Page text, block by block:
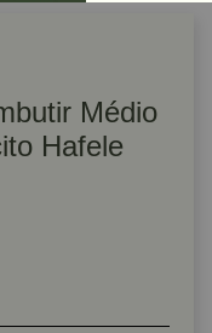
Médio
Hafele